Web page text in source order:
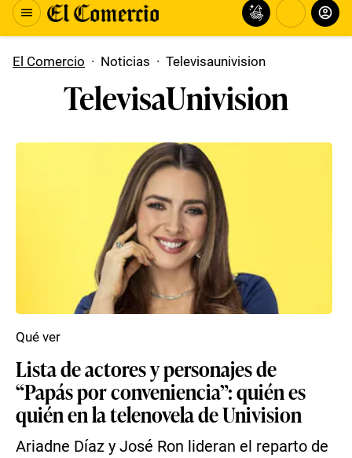
El Comercio · Noticias · Televisaunivision
TelevisaUnivision
Lista de actores y personajes de
“Papás por conveniencia”: quién es
quién en la telenovela de Univision
Ariadne Díaz y José Ron lideran el reparto de
Qué ver